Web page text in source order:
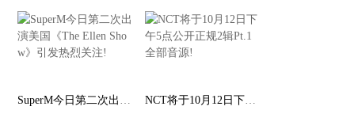
SuperM今日第二次出演美国《The Ellen Show》引 NCT将于10月12日下午5点公开正规2辑Pt.1全部音